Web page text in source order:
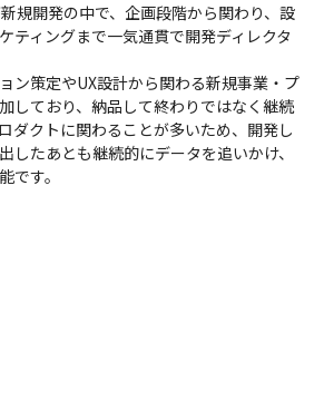
規開発の中で、企画段階から関わり、設
ティングまで一気通貫で開発ディレクタ
ン策定やUX設計から関わる新規事業・プ
しており、納品して終わりではなく継続
ダクトに関わることが多いため、開発し
したあとも継続的にデータを追いかけ、
です。